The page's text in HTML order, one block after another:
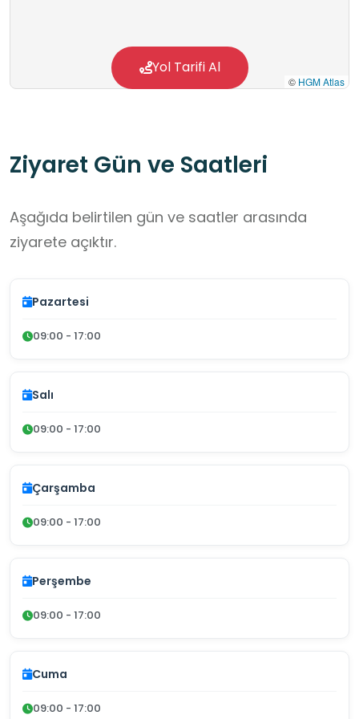
alan kişiler, afet anlarında etkin bir şekilde
müdahale edebilmek için gerekli bilgi ve
becerilerle donatılmış olurlar.
© HGM Atlas
Yol Tarifi Al
Ziyaret Gün ve Saatleri
Aşağıda belirtilen gün ve saatler arasında
ziyarete açıktır.
Pazartesi
09:00 - 17:00
Salı
09:00 - 17:00
Çarşamba
09:00 - 17:00
Perşembe
09:00 - 17:00
Cuma
09:00 - 17:00